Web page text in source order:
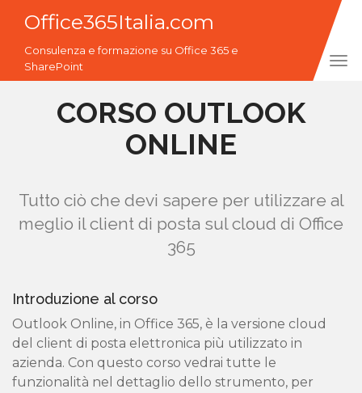
Office365Italia.com
Consulenza e formazione su Office 365 e
SharePoint
CORSO OUTLOOK
ONLINE
Tutto ciò che devi sapere per utilizzare al
meglio il client di posta sul cloud di Office
365
Introduzione al corso
Outlook Online, in Office 365, è la versione cloud
del client di posta elettronica più utilizzato in
azienda. Con questo corso vedrai tutte le
funzionalità nel dettaglio dello strumento, per